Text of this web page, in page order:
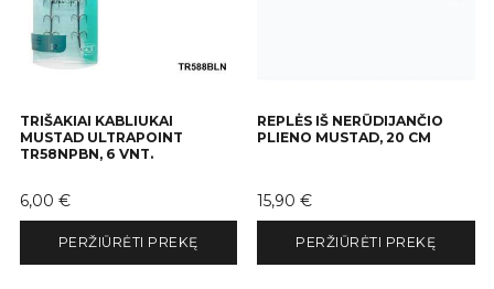
TRIŠAKIAI KABLIUKAI
MUSTAD ULTRAPOINT
TR58NPBN, 6 VNT.
Kaina
6,00 €
PERŽIŪRĖTI PREKĘ
REPLĖS IŠ NERŪDIJANČIO
PLIENO MUSTAD, 20 CM
Kaina
15,90 €
PERŽIŪRĖTI PREKĘ